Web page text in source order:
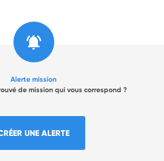
Alerte mission
de mission qui vous correspond ?
UNE ALERTE